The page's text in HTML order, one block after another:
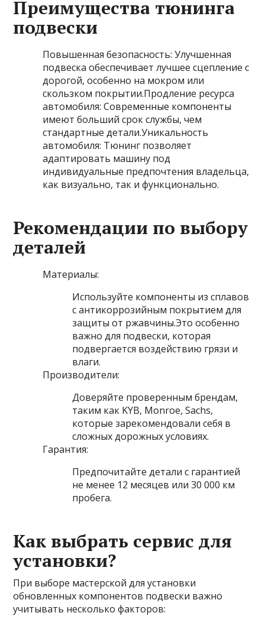
Преимущества тюнинга
подвески
Повышенная безопасность: Улучшенная
подвеска обеспечивает лучшее сцепление с
дорогой, особенно на мокром или
скользком покрытии.Продление ресурса
автомобиля: Современные компоненты
имеют больший срок службы, чем
стандартные детали.Уникальность
автомобиля: Тюнинг позволяет
адаптировать машину под
индивидуальные предпочтения владельца,
как визуально, так и функционально.
Рекомендации по выбору
деталей
Материалы:
Используйте компоненты из сплавов
с антикоррозийным покрытием для
защиты от ржавчины.Это особенно
важно для подвески, которая
подвергается воздействию грязи и
влаги.
Производители:
Доверяйте проверенным брендам,
таким как KYB, Monroe, Sachs,
которые зарекомендовали себя в
сложных дорожных условиях.
Гарантия:
Предпочитайте детали с гарантией
не менее 12 месяцев или 30 000 км
пробега.
Как выбрать сервис для
установки?
При выборе мастерской для установки
обновленных компонентов подвески важно
учитывать несколько факторов: